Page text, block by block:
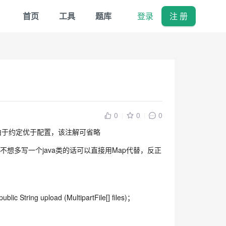
首页 工具 题库 登录 注 册
0 0
0
约定优于配置，该注解可省略
想多写一个java类的话可以直接用Map代替，反正
String upload (MultipartFile[] files)；